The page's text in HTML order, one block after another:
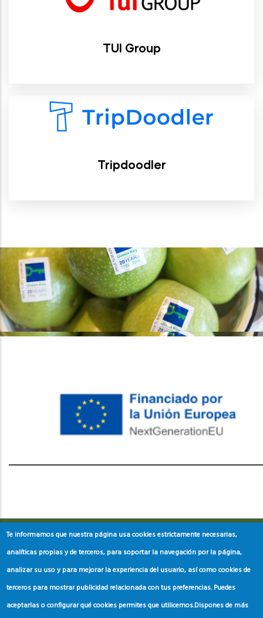
TUI Group
Tripdoodler
레딧 다운로드coloring pages printableinstagram reels
Te informamos que nuestra página usa cookies estrictamente necesarias,
analíticas propias y de terceros, para soportar la navegación por la página,
analizar su uso y para mejorar la experiencia del usuario, así como cookies de
terceros para mostrar publicidad relacionada con tus preferencias. Puedes
aceptarlas o configurar qué cookies permites que utilicemos.Dispones de más